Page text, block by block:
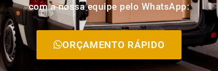
com a nossa equipe pelo WhatsApp:
ORÇAMENTO RÁPIDO